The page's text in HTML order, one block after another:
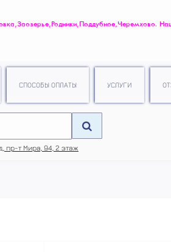
Заозерье, Родники, Поддубное, Черемхово.
СПОСОБЫ ОПЛАТЫ УСЛУГИ
пр-т Мира, 94, 2 этаж